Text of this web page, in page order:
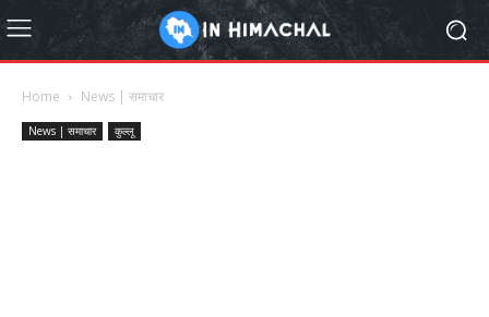
Home News | समाचार
News | समाचार कुल्लू